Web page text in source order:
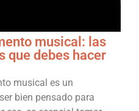
musical: las
que debes hacer
musical es un
bien pensado para